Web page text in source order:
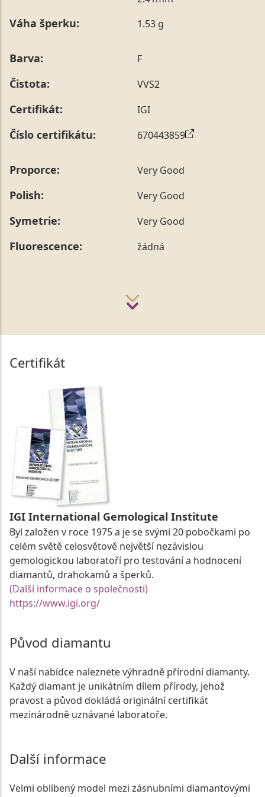
sdělit během jejího telefonického ověření, které z naší
Pro sdělení skladové velikosti tohoto konkrétního
Váha šperku: 1.53 g
Barva: F
Čistota: VVS2
Certifikát: IGI
Číslo certifikátu: 670443859
Proporce: Very Good
Polish: Very Good
Symetrie: Very Good
Fluorescence: žádná
Certifikát
IGI International Gemological Institute
Byl založen v roce 1975 a je se svými 20 pobočkami po
celém světě celosvětově největší nezávislou
gemologickou laboratoří pro testování a hodnocení
diamantů, drahokamů a šperků.
(Další informace o společnosti)
https://www.igi.org/
Původ diamantu
V naší nabídce naleznete výhradně přírodní diamanty.
Každý diamant je unikátním dílem přírody, jehož
pravost a původ dokládá originální certifikát
mezinárodně uznávané laboratoře.
Další informace
Velmi oblíbený model mezi zásnubními diamantovými